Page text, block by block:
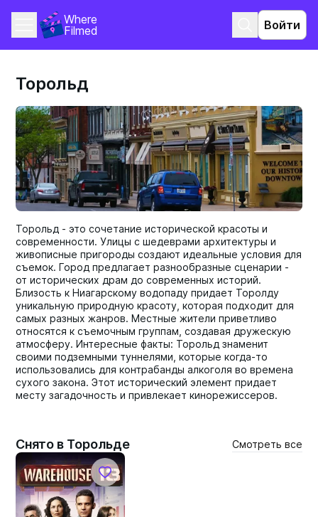
Where
Filmed
Войти
Торольд
Торольд - это сочетание исторической красоты и
современности. Улицы с шедеврами архитектуры и
живописные пригороды создают идеальные условия для
съемок. Город предлагает разнообразные сценарии -
от исторических драм до современных историй.
Близость к Ниагарскому водопаду придает Торолду
уникальную природную красоту, которая подходит для
самых разных жанров. Местные жители приветливо
относятся к съемочным группам, создавая дружескую
атмосферу. Интересные факты: Торольд знаменит
своими подземными туннелями, которые когда-то
использовались для контрабанды алкоголя во времена
сухого закона. Этот исторический элемент придает
месту загадочность и привлекает кинорежиссеров.
Снято в Торольде Смотреть все